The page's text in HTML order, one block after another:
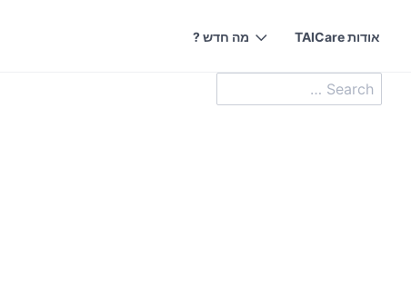
אודות TAICare מה חדש ?